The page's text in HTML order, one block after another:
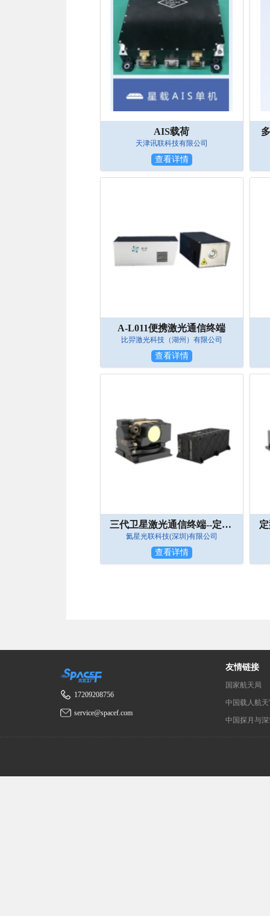
AIS载荷
天津讯联科技有限公司
查看详情
A-L011便携激光通信终端
比羿激光科技（湖州）有限公司
查看详情
三代卫星激光通信终端--定型A
氦星光联科技(深圳)有限公司
查看详情
17209208756
service@spacef.com
友情链接
国家航天局
中国载人航
中国探月与